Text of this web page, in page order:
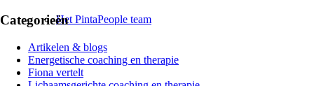
Het PintaPeople team
Categorieën
Artikelen & blogs
Energetische coaching en therapie
Fiona vertelt